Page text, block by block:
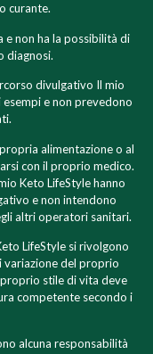
curante.
e non ha la possibilità di
diagnosi.
divulgativo Il mio
e non prevedono
alimentazione o al
con il proprio medico.
Keto LifeStyle hanno
e non intendono
altri operatori sanitari.
LifeStyle si rivolgono
variazione del proprio
stile di vita deve
competente secondo i
alcuna responsabilità